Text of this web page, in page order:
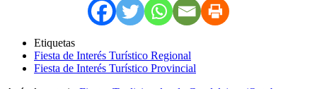
Etiquetas
Fiesta de Interés Turístico Regional
Fiesta de Interés Turístico Provincial